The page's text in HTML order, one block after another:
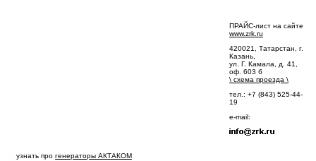
ПРАЙС-лист на сайте
www.zrk.ru
420021, Татарстан, г.
Казань,
ул. Г. Камала, д. 41,
оф. 603 б
\ схема проезда \
тел.: +7 (843) 525-44-
19
e-mail:
узнать про генераторы АКТАКОМ